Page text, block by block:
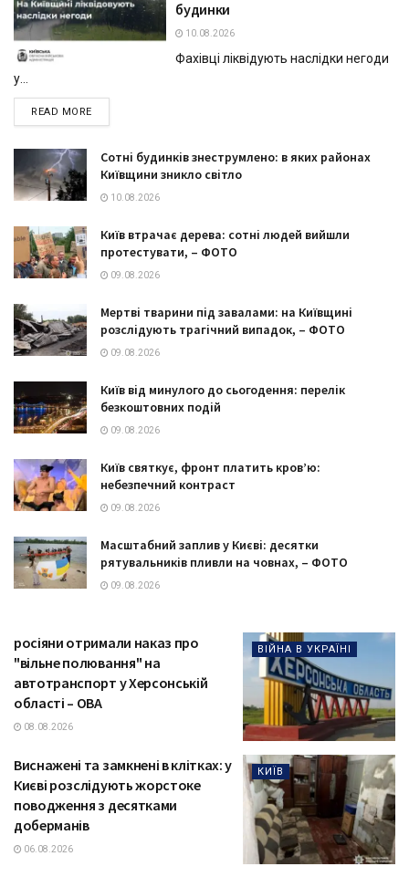
будинки
10.08.2026
Фахівці ліквідують наслідки негоди
у...
READ MOREDETAILS
Сотні будинків знеструмлено: в яких районах
Київщини зникло світло
10.08.2026
Київ втрачає дерева: сотні людей вийшли
протестувати, – ФОТО
09.08.2026
Мертві тварини під завалами: на Київщині
розслідують трагічний випадок, – ФОТО
09.08.2026
Київ від минулого до сьогодення: перелік
безкоштовних подій
09.08.2026
Київ святкує, фронт платить кров’ю:
небезпечний контраст
09.08.2026
Масштабний заплив у Києві: десятки
рятувальників пливли на човнах, – ФОТО
09.08.2026
ВІЙНА В УКРАЇНІ
росіяни отримали наказ про
"вільне полювання" на
автотранспорт у Херсонській
області – ОВА
08.08.2026
КИЇВ
Виснажені та замкнені в клітках: у
Києві розслідують жорстоке
поводження з десятками
доберманів
06.08.2026